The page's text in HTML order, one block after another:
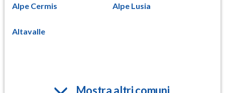
Alpe Cermis Alpe Lusia
Altavalle
Mostra altri comuni